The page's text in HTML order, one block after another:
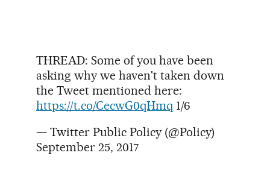
THREAD: Some of you have been
asking why we haven't taken down
the Tweet mentioned here:
https://t.co/CecwG0qHmq 1/6
— Twitter Public Policy (@Policy)
September 25, 2017